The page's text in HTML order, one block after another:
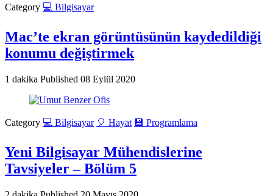
Category 💻 Bilgisayar
Mac’te ekran görüntüsünün kaydedildiği
konumu değiştirmek
1 dakika Published 08 Eylül 2020
Category 💻 Bilgisayar 🎈 Hayat 💾 Programlama
Yeni Bilgisayar Mühendislerine
Tavsiyeler – Bölüm 5